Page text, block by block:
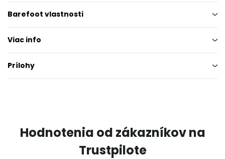
Barefoot vlastnosti
Viac info
Prílohy
Hodnotenia od zákazníkov na
Trustpilote